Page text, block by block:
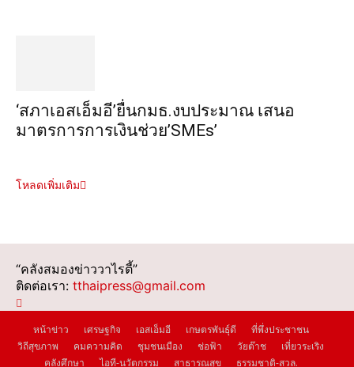
‘สภาเอสเอ็มอี’ยื่นกมธ.งบประมาณ เสนอ
มาตรการการเงินช่วย’SMEs’
โหลดเพิ่มเติม
“คลังสมองข่าววาไรตี้”
ติดต่อเรา: tthaipress@gmail.com
หน้าข่าว เศรษฐกิจ เอสเอ็มอี เกษตรพันธุ์ดี
ที่พึ่งประชาชน
วิถีสุขภาพ
คมความคิด ชุมชนเมือง ช่อฟ้า วัยต๊าช
เที่ยวระเริง
คลังศึกษา
ไอที-นวัตกรรม สาธารณสุข ธรรมชาติ-สวล.